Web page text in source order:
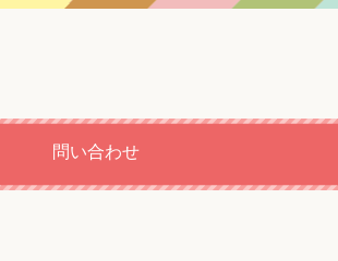
問い合わせ